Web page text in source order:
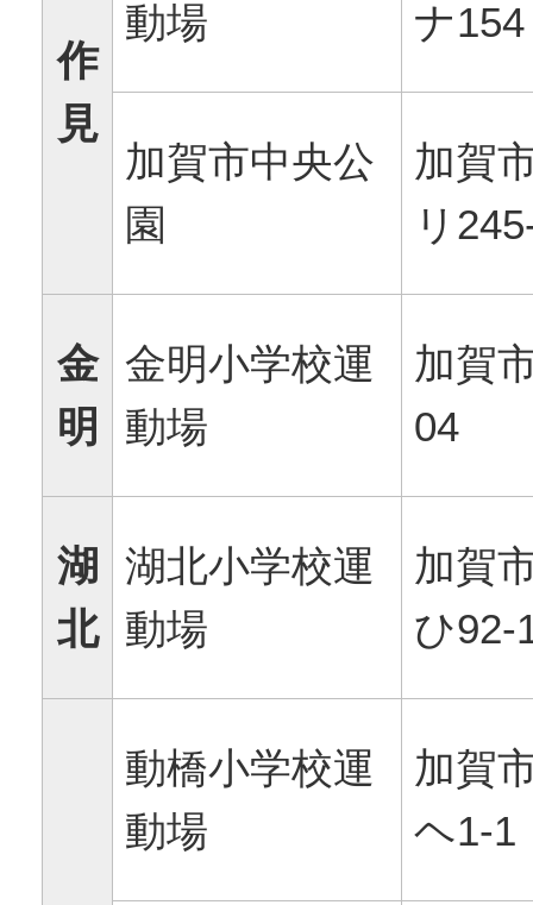
作
見
動場
ナ154
加賀市中央公
園
加賀
リ
金
明
金明小学校運
動場
加賀
04
湖
北
湖北小学校運
動場
加賀
ひ92-
動橋小学校運
動場
加賀
ヘ1-1